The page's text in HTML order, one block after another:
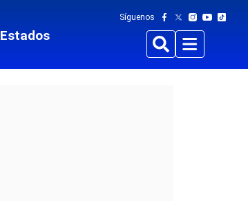
Estados
Síguenos
BuscarMenu